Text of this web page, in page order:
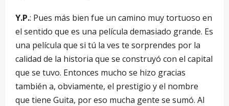
Y.P.: Pues más bien fue un camino muy tortuoso en
el sentido que es una película demasiado grande. Es
una película que si tú la ves te sorprendes por la
calidad de la historia que se construyó con el capital
que se tuvo. Entonces mucho se hizo gracias
también a, obviamente, el prestigio y el nombre
que tiene Guita, por eso mucha gente se sumó. Al